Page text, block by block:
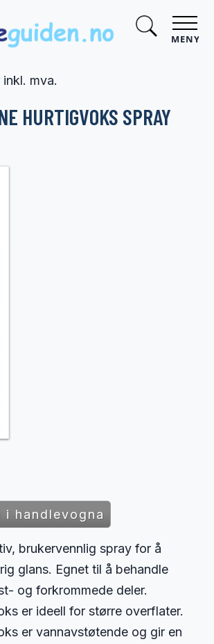
MENY
mva.
HURTIGVOKS SPRAY
brukervennlig spray for å
glans. Egnet til å behandle
og forkrommede deler.
er ideell for større overflater.
er vannavstøtende og gir en